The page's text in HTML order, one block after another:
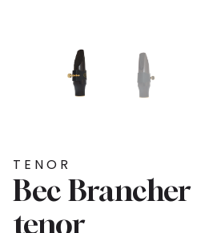
TENOR
Bec Brancher
tenor